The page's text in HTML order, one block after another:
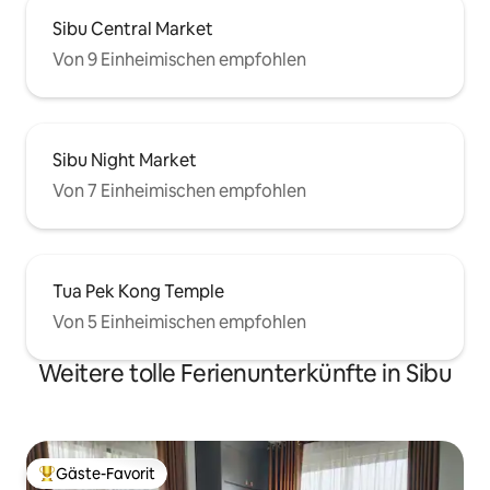
Sibu Central Market
Von 9 Einheimischen empfohlen
Sibu Night Market
Von 7 Einheimischen empfohlen
Tua Pek Kong Temple
Von 5 Einheimischen empfohlen
Weitere tolle Ferienunterkünfte in Sibu
Beliebter Gäste-Favorit.
Gäste-Favorit